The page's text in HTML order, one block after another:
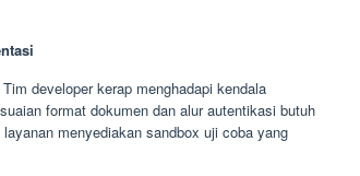
developer kerap menghadapi kendala
format dokumen dan alur autentikasi butuh
menyediakan sandbox uji coba yang